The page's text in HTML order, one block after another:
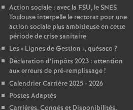
s
d
e
S
Action sociale : avec la FSU, le SNES
Toulouse interpelle le rectorat pour une
action sociale plus ambitieuse en cette
période de crise sanitaire
Les « Lignes de Gestion », quésaco ?
Déclaration d’impôts 2023 : attention
aux erreurs de pré-remplissage!
Calendrier Carrière 2025 - 2026
Postes Adaptés